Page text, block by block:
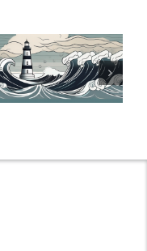
Die Evolution
der
Bauzinsen: Ein
Blick in die